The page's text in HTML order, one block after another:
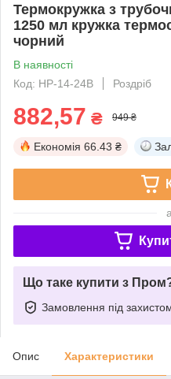
Термокружка з
1250 мл кружка
чорний
В наявності
Код: HP-14-24B
Роздріб
882,57 ₴ 949 ₴
Економія 66.43 ₴
Що таке купити з
Замовлення під
Опис Характеристики